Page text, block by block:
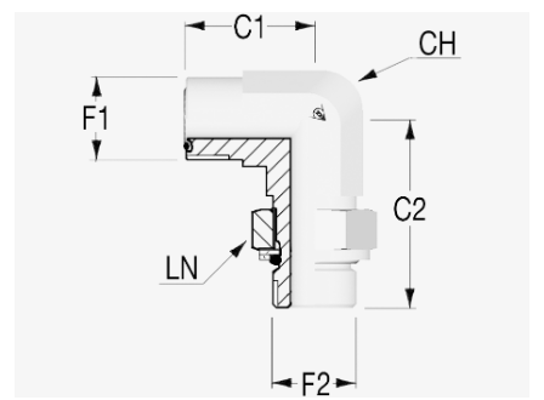
CRIMP
UTGÅENDE VARE
OPPRETTE PROFIL